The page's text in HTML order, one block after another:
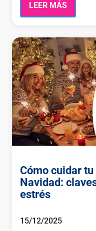
LEER MÁS
Cómo cuidar
Navidad:
estrés
15/12/2025